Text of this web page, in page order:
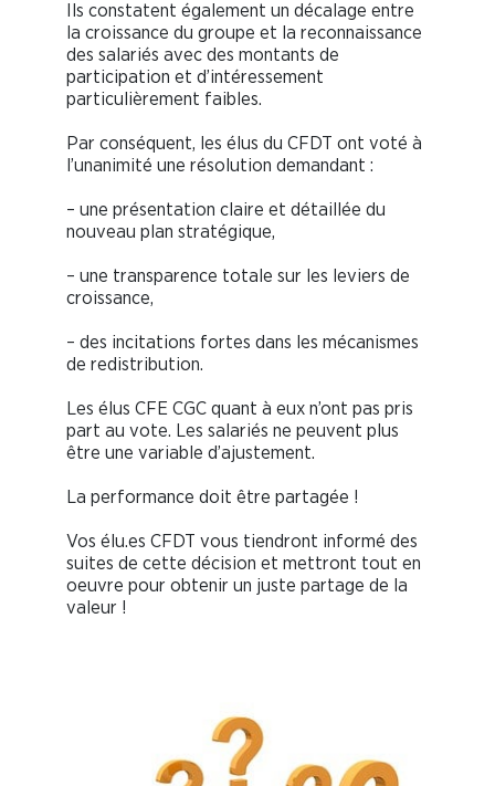
Ils constatent également un décalage entre
la croissance du groupe et la reconnaissance
des salariés avec des montants de
participation et d’intéressement
particulièrement faibles.
Par conséquent, les élus du CFDT ont voté à
l’unanimité une résolution demandant :
– une présentation claire et détaillée du
nouveau plan stratégique,
– une transparence totale sur les leviers de
croissance,
– des incitations fortes dans les mécanismes
de redistribution.
Les élus CFE CGC quant à eux n’ont pas pris
part au vote. Les salariés ne peuvent plus
être une variable d’ajustement.
La performance doit être partagée !
Vos élu.es CFDT vous tiendront informé des
suites de cette décision et mettront tout en
oeuvre pour obtenir un juste partage de la
valeur !